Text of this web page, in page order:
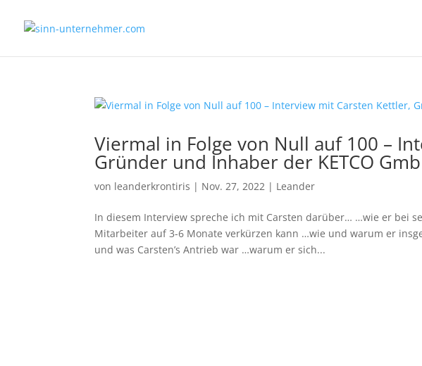
Viermal in Folge von Null auf 100 –
Gründer und Inhaber der KETCO
von leanderkrontiris | Nov. 27, 2022 | Leander
In diesem Interview spreche ich mit Carsten darüber… …wie er bei
Mitarbeiter auf 3-6 Monate verkürzen kann …wie und warum er
und was Carsten’s Antrieb war …warum er sich...